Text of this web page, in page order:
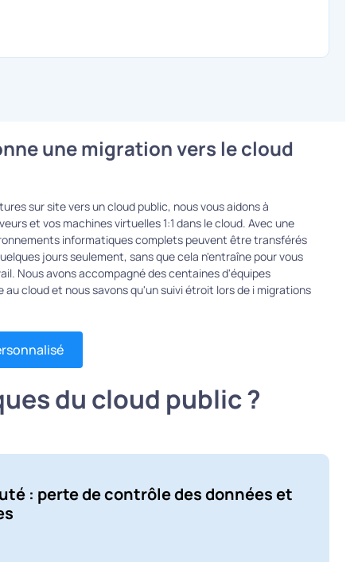
une migration vers le cloud
sur site vers un cloud public, nous vous aidons à
et vos machines virtuelles 1:1 dans le cloud. Avec une
informatiques complets peuvent être transférés
jours seulement, sans que cela n'entraîne pour vous
Nous avons accompagné des centaines d'équipes
au cloud et nous savons qu'un suivi étroit lors de i migrations
du cloud public ?
: perte de contrôle des données et